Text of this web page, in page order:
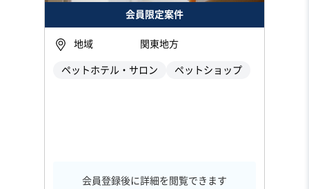
会員限定案件
地域 関東地方
ペットホテル・サロン ペットショップ
会員登録後に詳細を閲覧できます